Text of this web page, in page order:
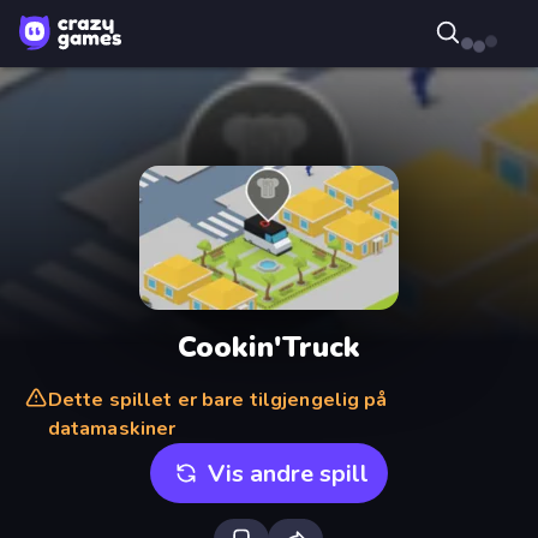
Cookin'Truck
Dette spillet er bare tilgjengelig på
datamaskiner
Vis andre spill